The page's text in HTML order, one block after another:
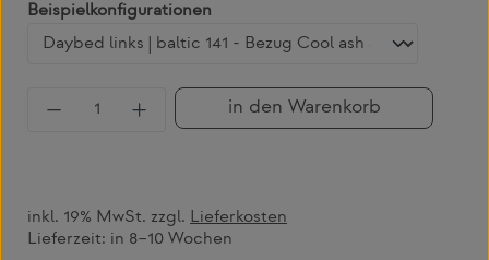
Beispielkonfigurationen
Produkt Anzahl: Gib den gewünschten
in den Warenkorb
inkl. 19% MwSt. zzgl. Lieferkosten
Lieferzeit: in 8–10 Wochen